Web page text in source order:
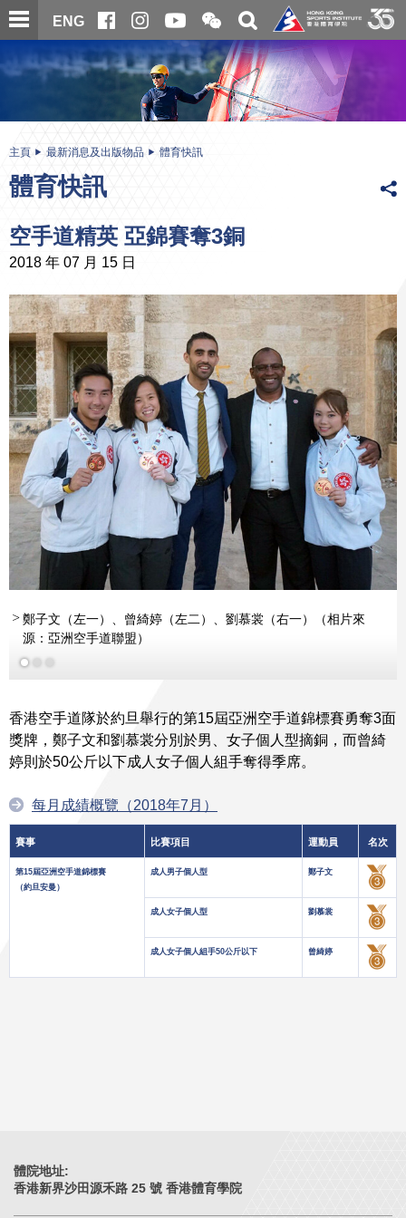
跳
至
內
ENG
開
合
微
信
二
維
碼
關
搜
尋
内
主頁 最新消息及出版物品 體育快訊
體育快訊
空手道精英 亞錦賽奪3銅
2018 年 07 月 15 日
鄭子文（左一）、曾綺婷（左二）、劉慕裳（右一）（相片來
源：亞洲空手道聯盟）
香港空手道隊於約旦舉行的第15屆亞洲空手道錦標賽勇奪3面
獎牌，鄭子文和劉慕裳分別於男、女子個人型摘銅，而曾綺
婷則於50公斤以下成人女子個人組手奪得季席。
每月成績概覽（2018年7月）
賽事 比賽項目 運動員 名次
第15屆亞洲空手道錦標賽
（約旦安曼）
成人男子個人型 鄭子文
成人女子個人型 劉慕裳
成人女子個人組手50公斤以下 曾綺婷
體院地址:
香港新界沙田源禾路 25 號 香港體育學院